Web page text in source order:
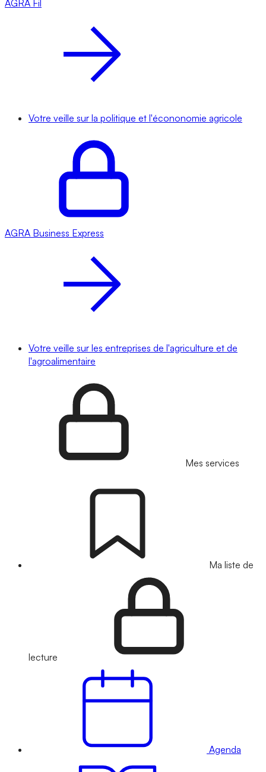
AGRA Fil
Votre veille sur la politique et l'écononomie agricole
AGRA Business Express
Votre veille sur les entreprises de l'agriculture et de
l'agroalimentaire
Mes services
Ma liste de
lecture
Agenda